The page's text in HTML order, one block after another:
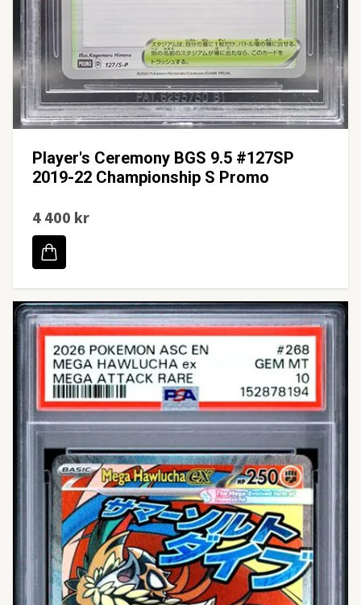
Player's Ceremony BGS 9.5 #127SP
2019-22 Championship S Promo
4 400 kr